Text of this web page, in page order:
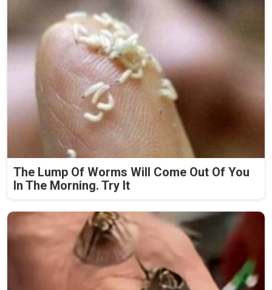
The Lump Of Worms Will Come Out Of You
In The Morning. Try It